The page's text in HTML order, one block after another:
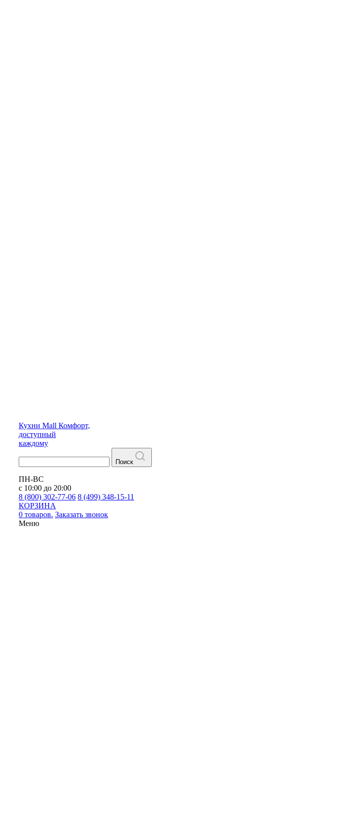
Кухни Mall Комфорт,
доступный
каждому
Поиск
ПН-ВС
с 10:00 до 20:00
8 (800) 302-77-06 8 (499) 348-15-11
КОРЗИНА
0 товаров. Заказать звонок
Меню